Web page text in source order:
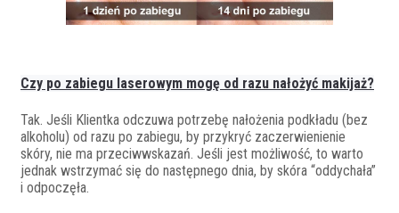
Czy po zabiegu laserowym mogę od razu nałożyć makijaż?
Tak. Jeśli Klientka odczuwa potrzebę nałożenia podkładu (bez
alkoholu) od razu po zabiegu, by przykryć zaczerwienienie
skóry, nie ma przeciwwskazań. Jeśli jest możliwość, to warto
jednak wstrzymać się do następnego dnia, by skóra “oddychała”
i odpoczęła.